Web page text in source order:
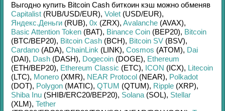
Выгодно купить Bitcoin Cash биткоин кэш можно обменяв
Capitalist (RUB/USD/EUR), Volet (USD/EUR),
Яндекс.Деньги (RUB), 0x (ZRX), Avalanche (AVAX),
Basic Attention Token (BAT), Binance Coin (BEP20), Bitcoin
(BTC/BEP20), Bitcoin Cash (BCH), Bitcoin SV (BSV),
Cardano (ADA), ChainLink (LINK), Cosmos (ATOM), Dai
(DAI), Dash (DASH), Dogecoin (DOGE), Ethereum
(ETH/BEP20), Ethereum Classic (ETC), ICON (ICX), Litecoin
(LTC), Monero (XMR), NEAR Protocol (NEAR), Polkadot
(DOT), Polygon (MATIC), QTUM (QTUM), Ripple (XRP),
Shiba Inu (SHIB/ERC20/BEP20), Solana (SOL), Stellar
(XLM), Tether